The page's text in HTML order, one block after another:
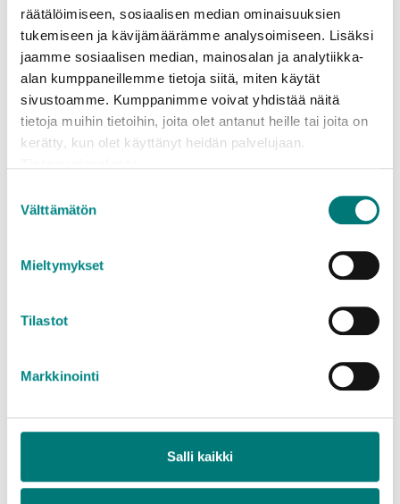
räätälöimiseen, sosiaalisen median ominaisuuksien
tukemiseen ja kävijämäärämme analysoimiseen. Lisäksi
jaamme sosiaalisen median, mainosalan ja analytiikka-
alan kumppaneillemme tietoja siitä, miten käytät
sivustoamme. Kumppanimme voivat yhdistää näitä
tietoja muihin tietoihin, joita olet antanut heille tai joita on
kerätty, kun olet käyttänyt heidän palvelujaan.
valinta
Välttämätön
Mieltymykset
Tilastot
Markkinointi
Salli kaikki
n
Lovisa
Borgnäs
n